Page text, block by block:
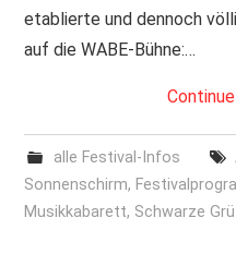
etablierte und dennoch
auf die WABE-Bühne:…
alle Festival-Infos
Sonnenschirm,
Musikkabarett, Schwarze